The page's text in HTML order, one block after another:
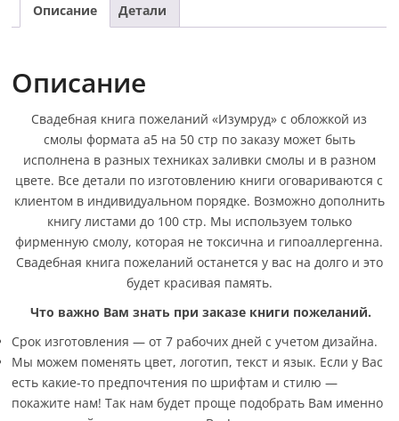
Описание Детали
Описание
Свадебная книга пожеланий «Изумруд» с обложкой из
смолы формата а5 на 50 стр по заказу может быть
исполнена в разных техниках заливки смолы и в разном
цвете. Все детали по изготовлению книги оговариваются с
клиентом в индивидуальном порядке. Возможно дополнить
книгу листами до 100 стр. Мы используем только
фирменную смолу, которая не токсична и гипоаллергенна.
Свадебная книга пожеланий останется у вас на долго и это
будет красивая память.
Что важно Вам знать при заказе книги пожеланий.
Срок изготовления — от 7 рабочих дней с учетом дизайна.
Мы можем поменять цвет, логотип, текст и язык. Если у Вас
есть какие-то предпочтения по шрифтам и стилю —
покажите нам! Так нам будет проще подобрать Вам именно